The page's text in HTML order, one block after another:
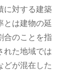
に対する建築
とは建物の延
合のことを指
れた地域では
どが混在した